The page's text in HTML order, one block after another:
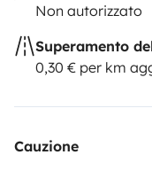
Non autorizzato
Superamento
0,30 € per km
Cauzione